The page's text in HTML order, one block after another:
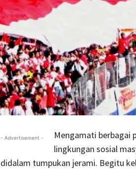
- Advertisement -
Mengamati berbagai
lingkungan sosial
didalam tumpukan jerami. Begitu